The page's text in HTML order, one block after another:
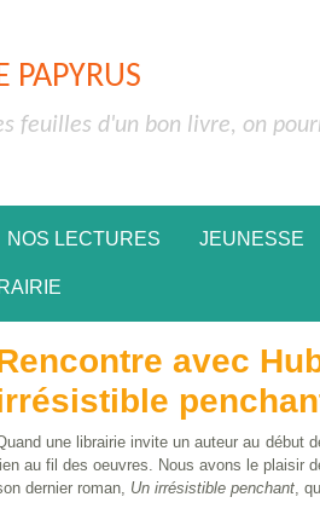
PAPYRUS
feuilles d'un bon livre, on
NOS LECTURES JEUNESSE
avec
une librairie invite un auteur au début
lien au fil des oeuvres. Nous avons le plaisir
dernier roman, Un irrésistible penchant,